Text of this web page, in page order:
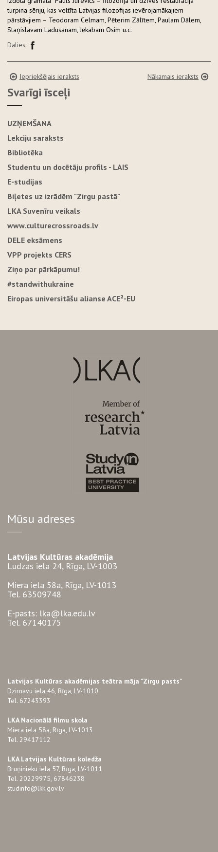
turpina sēriju, kas veltīta Latvijas filozofijas ievērojamākajiem
pārstāvjiem – Teodoram Celmam, Pēterim Zālītem, Paulam Dālem,
Staņislavam Ladusānam, Jēkabam Osim u.c.
Dalies:
Iepriekšējais ieraksts Nākamais ieraksts
Svarīgi īsceļi
UZŅEMŠANA
Lekciju saraksts
Bibliotēka
Studentu un docētāju profils - LAIS
E-studijas
Biļetes uz izrādēm "Zirgu pastā"
LKA Suvenīru veikals
www.culturecrossroads.lv
DELE eksāmens
VPP projekts CERS
Ziņo par pārkāpumu!
#standwithukraine
Eiropas universitāšu alianse ACE²-EU
Mūsu adreses
Latvijas Kultūras akadēmija
Ludzas iela 24, Rīga, LV-1003
Miera iela 58a, Rīga, LV-1013
Tel. 63509748
E-pasts: lka@lka.edu.lv
Tel. 67140175
Latvijas Kultūras akadēmijas teātra māja "Zirgu pasts"
Dzirnavu iela 46, Rīga, LV-1010
Tel. 67243393
LKA Nacionālā filmu skola
Miera iela 58a, Rīga, LV-1013
Tel. 29417112
LKA Latvijas Kultūras koledža
Bruņinieku iela 57, Rīga, LV-1011
Tel. 20229975, 67846238
studinfo@lkk.gov.lv